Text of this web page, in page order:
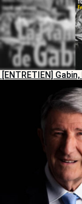
[ENTRETIEN]